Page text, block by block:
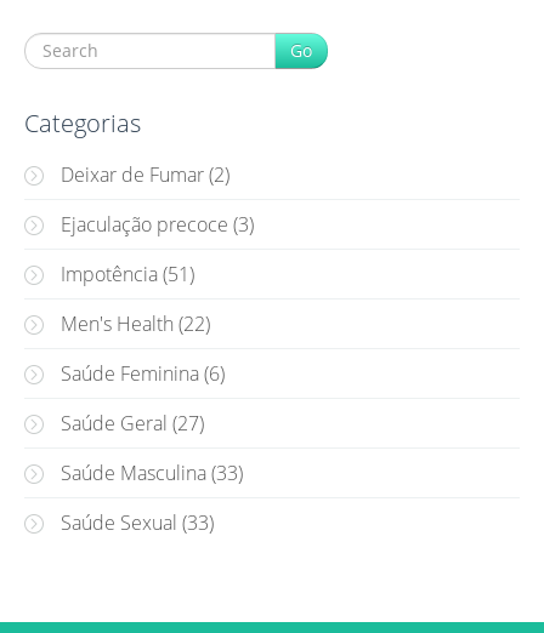
Go
Categorias
Deixar de Fumar(2)
Ejaculação precoce (3)
Impotência(51)
Men's Health (22)
Saúde Feminina(6)
Saúde Geral (27)
Saúde Masculina(33)
Saúde Sexual (33)